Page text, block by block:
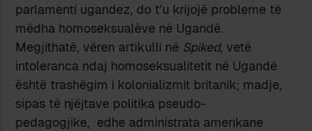
parlamenti ugandez, do t’u krijojë probleme të
mëdha homoseksualëve në Ugandë.
Megjithatë, vëren artikulli në Spiked, vetë
intoleranca ndaj homoseksualitetit në Ugandë
është trashëgim i kolonializmit britanik; madje,
sipas të njëjtave politika pseudo-
pedagogjike, edhe administrata amerikane